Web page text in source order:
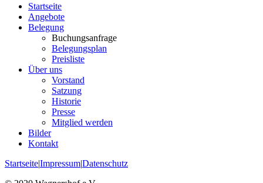
Startseite
Angebote
Belegung
Buchungsanfrage
Belegungsplan
Preisliste
Über uns
Vorstand
Satzung
Historie
Presse
Mitglied werden
Bilder
Kontakt
Startseite|Impressum|Datenschutz